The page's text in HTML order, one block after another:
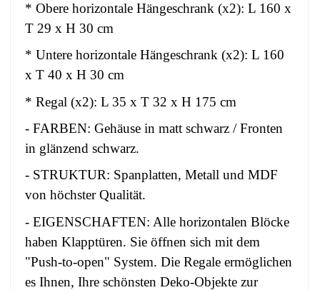
* Obere horizontale Hängeschrank (x2): L 160 x
T 29 x H 30 cm
* Untere horizontale Hängeschrank (x2): L 160
x T 40 x H 30 cm
* Regal (x2): L 35 x T 32 x H 175 cm
- FARBEN: Gehäuse in matt schwarz / Fronten
in glänzend schwarz.
- STRUKTUR: Spanplatten, Metall und MDF
von höchster Qualität.
- EIGENSCHAFTEN: Alle horizontalen Blöcke
haben Klapptüren. Sie öffnen sich mit dem
"Push-to-open" System. Die Regale ermöglichen
es Ihnen, Ihre schönsten Deko-Objekte zur